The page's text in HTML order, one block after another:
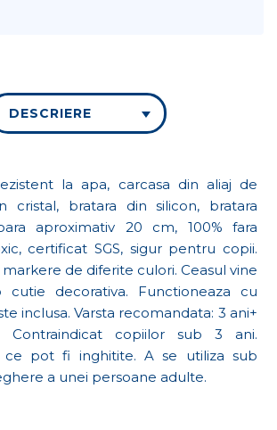
DESCRIERE
la apa, carcasa din aliaj de
cristal, bratara din silicon, bratara
aproximativ 20 cm, 100% fara
certificat SGS, sigur pentru copii.
de diferite culori. Ceasul vine
cutie decorativa. Functioneaza cu
inclusa. Varsta recomandata: 3 ani+
Contraindicat copiilor sub 3 ani.
ce pot fi inghitite. A se utiliza sub
a unei persoane adulte.